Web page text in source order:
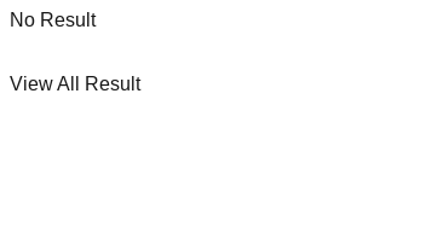
No Result
View All Result